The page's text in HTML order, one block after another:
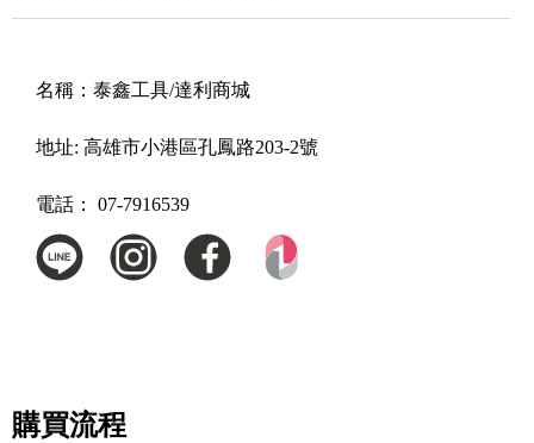
名稱： 泰鑫工具/達利商城
地址: 高雄市小港區孔鳳路203-2號
電話： 07-7916539
購買流程